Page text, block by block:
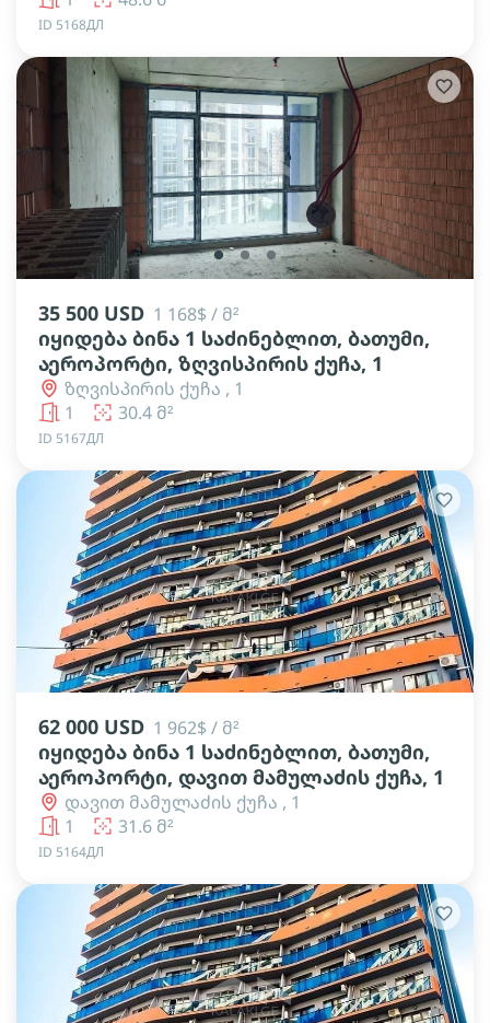
ID 5168ДЛ
lens lens lens
35 500 USD 1 168$ / მ²
იყიდება ბინა 1 საძინებლით, ბათუმი,
აეროპორტი, ზღვისპირის ქუჩა, 1
ზღვისპირის ქუჩა , 1
1
30.4 მ²
ID 5167ДЛ
lens lens lens lens lens
62 000 USD 1 962$ / მ²
იყიდება ბინა 1 საძინებლით, ბათუმი,
აეროპორტი, დავით მამულაძის ქუჩა, 1
დავით მამულაძის ქუჩა , 1
1
31.6 მ²
ID 5164ДЛ